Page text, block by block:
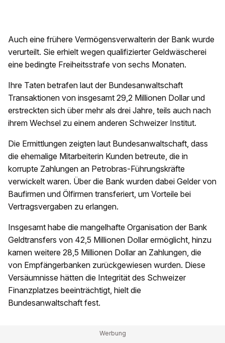
Auch eine frühere Vermögensverwalterin der Bank wurde
verurteilt. Sie erhielt wegen qualifizierter Geldwäscherei
eine bedingte Freiheitsstrafe von sechs Monaten.
Ihre Taten betrafen laut der Bundesanwaltschaft
Transaktionen von insgesamt 29,2 Millionen Dollar und
erstreckten sich über mehr als drei Jahre, teils auch nach
ihrem Wechsel zu einem anderen Schweizer Institut.
Die Ermittlungen zeigten laut Bundesanwaltschaft, dass
die ehemalige Mitarbeiterin Kunden betreute, die in
korrupte Zahlungen an Petrobras-Führungskräfte
verwickelt waren. Über die Bank wurden dabei Gelder von
Baufirmen und Ölfirmen transferiert, um Vorteile bei
Vertragsvergaben zu erlangen.
Insgesamt habe die mangelhafte Organisation der Bank
Geldtransfers von 42,5 Millionen Dollar ermöglicht, hinzu
kamen weitere 28,5 Millionen Dollar an Zahlungen, die
von Empfängerbanken zurückgewiesen wurden. Diese
Versäumnisse hätten die Integrität des Schweizer
Finanzplatzes beeinträchtigt, hielt die
Bundesanwaltschaft fest.